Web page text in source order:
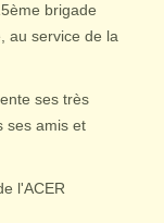
brigade
au service de la
ses très
ses amis et
l'ACER